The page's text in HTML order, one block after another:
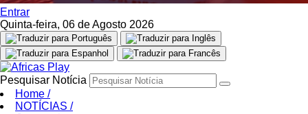
Entrar
Quinta-feira, 06 de Agosto 2026
Pesquisar Notícia
Home /
NOTÍCIAS /